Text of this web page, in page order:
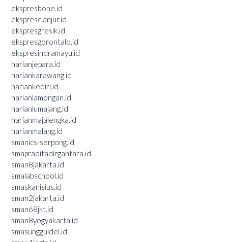
ekspresbone.id
eksprescianjur.id
ekspresgresik.id
ekspresgorontalo.id
ekspresindramayu.id
harianjepara.id
hariankarawang.id
hariankediri.id
harianlamongan.id
harianlumajang.id
harianmajalengka.id
harianmalang.id
smanics-serpong.id
smapraditadirgantara.id
sman8jakarta.id
smalabschool.id
smaskanisius.id
sman2jakarta.id
sman68jkt.id
sman8yogyakarta.id
smasungguldel.id